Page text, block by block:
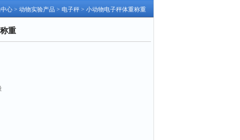
心 > 动物实验产品 > 电子秤 > 小动物电子秤体重称重
重